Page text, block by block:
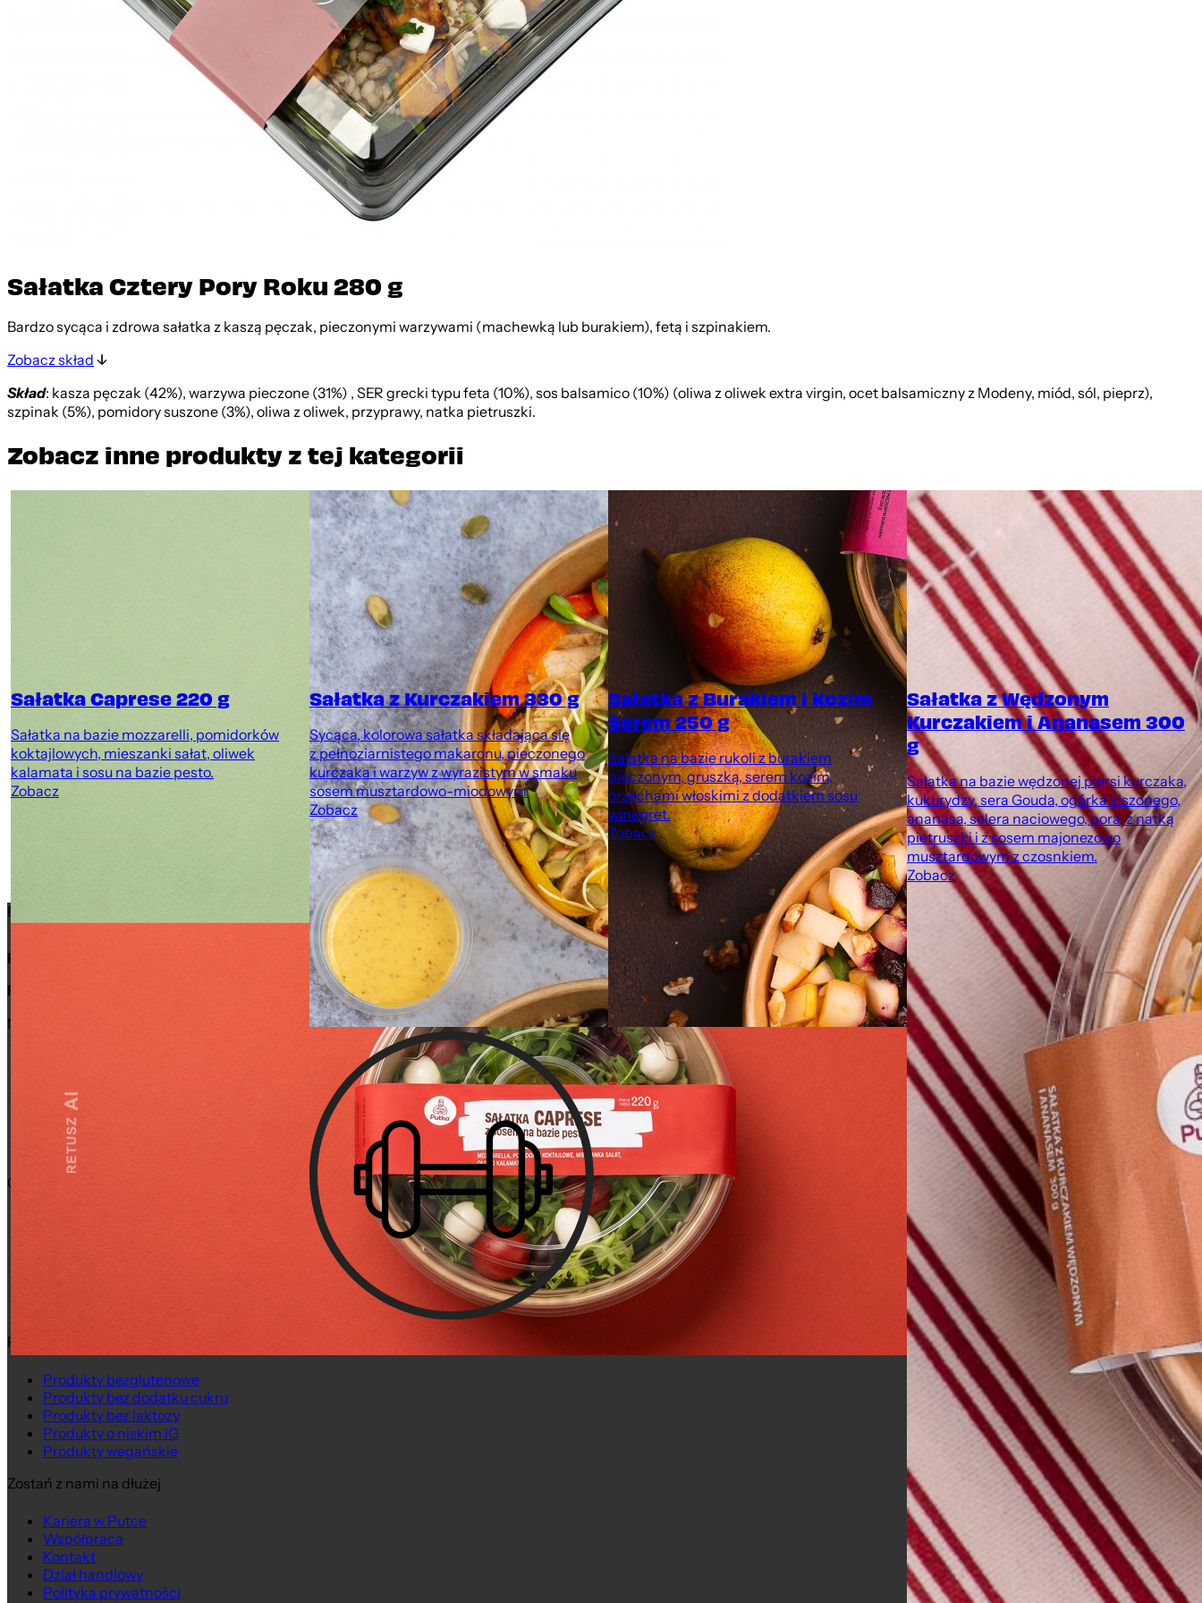
Sałatka Cztery Pory Roku 280 g
Bardzo sycąca i zdrowa sałatka z kaszą pęczak, pieczonymi warzywami (machewką lub burakiem), fetą i szpinakiem.
Zobacz skład
Skład: kasza pęczak (42%), warzywa pieczone (31%) , SER grecki typu feta (10%), sos balsamico (10%) (oliwa z oliwek extra virgin, ocet balsamiczny z Modeny, miód, sól, pieprz),
szpinak (5%), pomidory suszone (3%), oliwa z oliwek, przyprawy, natka pietruszki.
Zobacz inne produkty z tej kategorii
Sałatka Caprese 220 g
Sałatka na bazie mozzarelli, pomidorków
koktajlowych, mieszanki sałat, oliwek
kalamata i sosu na bazie pesto.
Zobacz
Sałatka z Kurczakiem 330 g
Sycąca, kolorowa sałatka składająca się
z pełnoziarnistego makaronu, pieczonego
kurczaka i warzyw z wyrazistym w smaku
sosem musztardowo-miodowym.
Zobacz
Sałatka z Burakiem i Kozim
Serem 250 g
Sałatka na bazie rukoli z burakiem
pieczonym, gruszką, serem kozim,
orzechami włoskimi z dodatkiem sosu
winegret.
Zobacz
Sałatka z Wędzonym
Kurczakiem i Ananasem 300
g
Sałatka na bazie wędzonej piersi kurczaka,
kukurydzy, sera Gouda, ogórka kiszonego,
ananasa, selera naciowego, pora, z natką
pietruszki i z sosem majonezowo
musztardowym z czosnkiem.
Zobacz
Piekarnie Cukiernie Putka
Putka
Putka Bez Glutenu
Nasze Produkty
Od śniadania do kolacji
Menu śniadaniowe
Produkty bezglutenowe
Tort na każdą okazję
O nas
Putka Dla Każdego
Produkty bezglutenowe
Produkty bez dodatku cukru
Produkty bez laktozy
Produkty o niskim IG
Produkty wegańskie
Zostań z nami na dłużej
Kariera w Putce
Współpraca
Kontakt
Dział handlowy
Polityka prywatności